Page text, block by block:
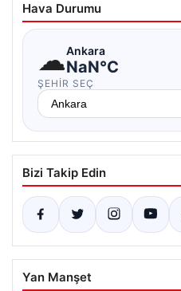
Hava Durumu
☁Ankara
NaN°C
ŞEHIR SEÇ
Bizi Takip Edin
Yan Manşet